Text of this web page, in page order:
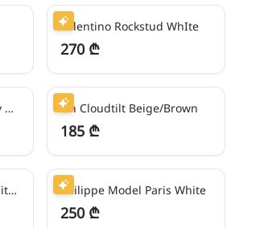
Valentino Rockstud WhIte
270 ₾
Nike Air Max DN Smokey Mauve
46₾/თვეში
On Cloudtilt Beige/Brown
185 ₾
Philippe Model Paris White/Blue/Green
62₾/თვეში
Philippe Model Paris White
250 ₾